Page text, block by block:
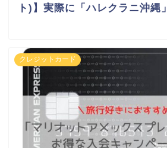
ト)】実際に「ハレクラニ沖縄
クレジットカード